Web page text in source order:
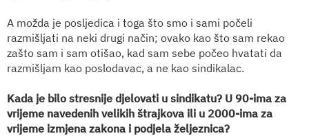
A možda je posljedica i toga što smo i sami počeli
razmišljati na neki drugi način; ovako kao što sam rekao
zašto sam i sam otišao, kad sam sebe počeo hvatati da
razmišljam kao poslodavac, a ne kao sindikalac.
Kada je bilo stresnije djelovati u sindikatu? U 90-ima za
vrijeme navedenih velikih štrajkova ili u 2000-ima za
vrijeme izmjena zakona i podjela željeznica?